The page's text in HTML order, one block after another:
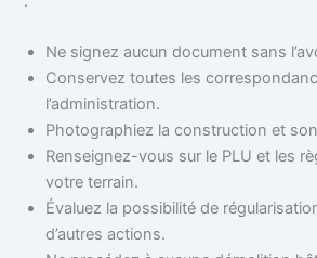
Ne signez aucun document sans
Conservez toutes les
l’administration.
Photographiez la construction et
Renseignez-vous sur le PLU et les
votre terrain.
Évaluez la possibilité de
d’autres actions.